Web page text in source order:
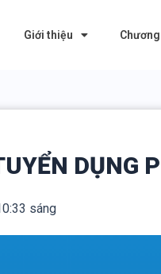
Giới thiệu
DỤNG
sáng